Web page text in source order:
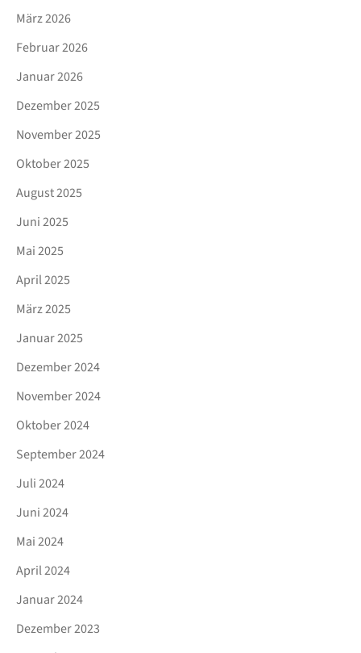
März 2026
Februar 2026
Januar 2026
Dezember 2025
November 2025
Oktober 2025
August 2025
Juni 2025
Mai 2025
April 2025
März 2025
Januar 2025
Dezember 2024
November 2024
Oktober 2024
September 2024
Juli 2024
Juni 2024
Mai 2024
April 2024
Januar 2024
Dezember 2023